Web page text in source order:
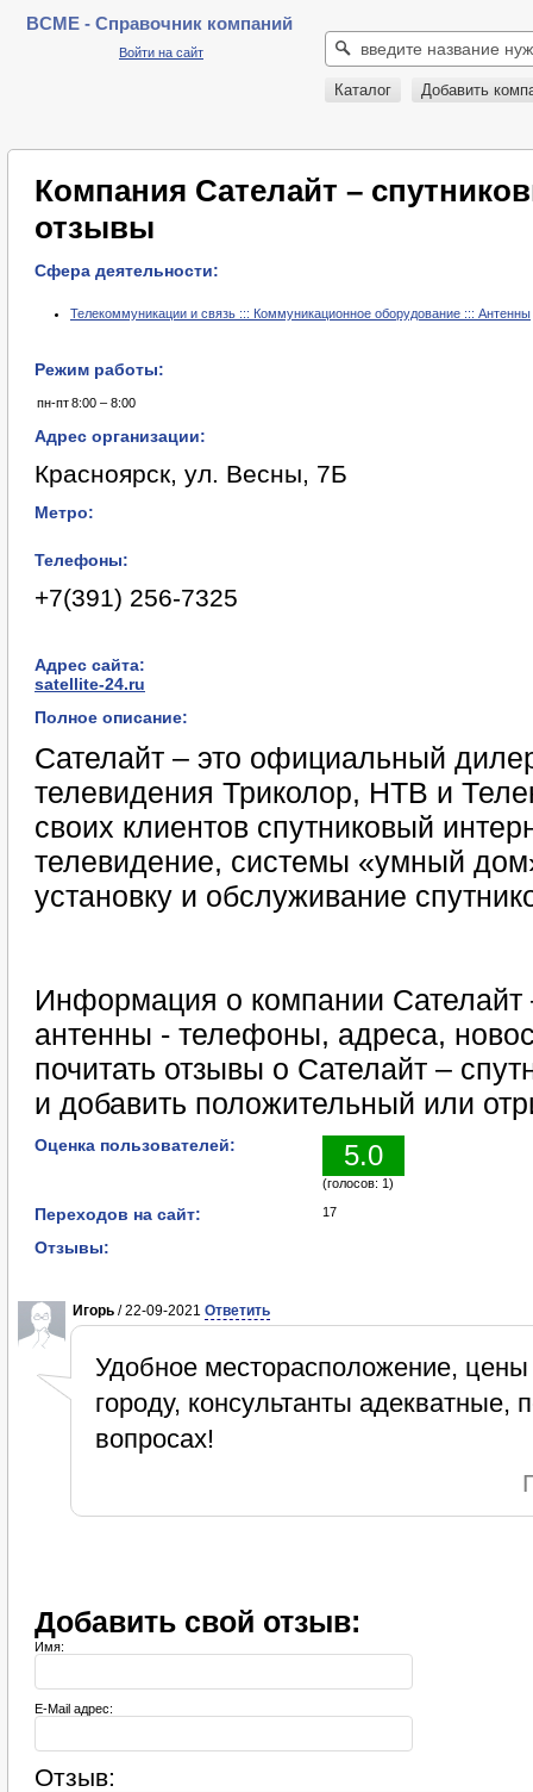
BCME - Справочник компаний
Войти на сайт
Каталог Добавить
Компания Сателайт –
отзывы
Сфера деятельности:
Телекоммуникации и связь ::: Коммуникационное оборудование ::: Антенны
Режим работы:
пн-пт8:00 – 8:00
Адрес организации:
Красноярск, ул. Весны, 7Б
Метро:
Телефоны:
+7(391) 256-7325
Адрес сайта:
satellite-24.ru
Полное описание:
Сателайт – это официальный
телевидения Триколор, НТВ и
своих клиентов спутниковый
телевидение, системы «умный
установку и обслуживание
Информация о компании
антенны - телефоны, адреса,
почитать отзывы о Сателайт –
и добавить положительный или
Оценка пользователей: 5.0
(голосов: 1)
Переходов на сайт: 17
Отзывы:
Игорь / 22-09-2021 Ответить
Удобное месторасположение,
городу, консультанты адекватные,
вопросах!
Добавить свой отзыв:
Имя:
E-Mail адрес:
Отзыв: